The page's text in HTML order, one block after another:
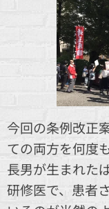
今回の条例改正
ての両方を何度
長男が生まれた
研修医で、患者